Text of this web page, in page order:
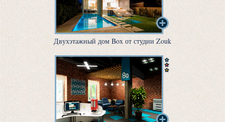
Двухэтажный дом Box от студии Zouk